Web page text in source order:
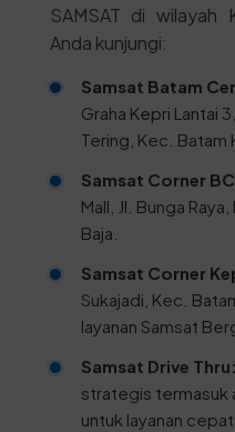
SAMSAT di
Anda kunjungi:
Samsat Batam
Graha Kepri Lantai
Tering, Kec. Batam
Samsat Corner
Mall, Jl. Bunga
Baja.
Samsat Corner
Sukajadi, Kec.
layanan Samsat
Samsat Drive Thru:
strategis termasuk
untuk layanan